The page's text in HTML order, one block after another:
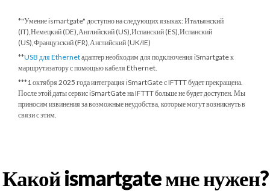
*"Умение ismartgate" доступно на следующих языках: Итальянский
(IT),Немецкий (DE),Английский (US),Испанский (ES),Испанский
(US),Французский (FR),Английский (UK/IE)
**USB для Ethernetадаптер необходим для подключения iSmartgate к
маршрутизатору с помощью кабеля Ethernet.
***1 октября 2025 годаинтеграция iSmartGate с IFTTT будет прекращена.
После этой даты сервис iSmartGate на IFTTT больше не будет доступен. Мы
приносим извинения за возможные неудобства, которые могут возникнуть в
связи с этим.
Какой ismartgate мне нужен?